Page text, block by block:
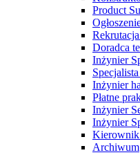
Product
Doradca
Inżynier
Inżynier
Płatne
Inżynier
Inżynier
Kierownik
Archiwum